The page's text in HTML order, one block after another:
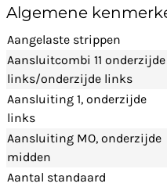
Algemene
Aangelaste strippen
Aansluitcombi 11 onderzijde
links/onderzijde links
Aansluiting 1, onderzijde
links
Aansluiting MO, onderzijde
midden
Aantal standaard